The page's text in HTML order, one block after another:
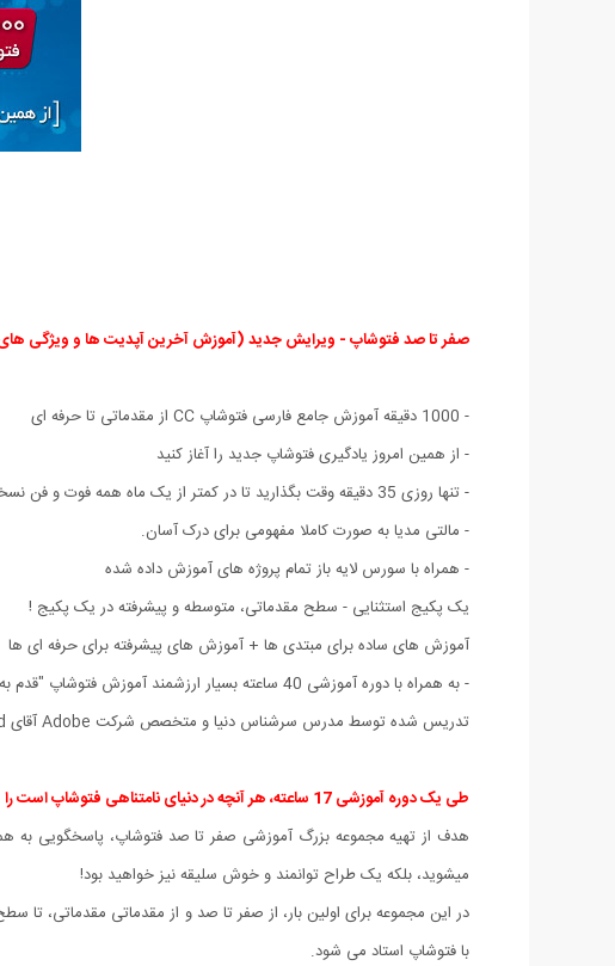
صفر تا صد فتوشاپ - ویرایش جدید (آموزش آخرین آپدیت ها و ویژگی های
- 1000 دقیقه آموزش جامع فارسی فتوشاپ CC از مقدماتی تا حرفه ای
- از همین امروز یادگیری فتوشاپ جدید را آغاز کنید
- تنها روزی 35 دقیقه وقت بگذارید تا در کمتر از یک ماه همه فوت و فن نسخه جدید Photoshop را بیاموزید !
- مالتی مدیا به صورت کاملا مفهومی برای درک آسان.
- همراه با سورس لایه باز تمام پروژه های آموزش داده شده
یک پکیج استثنایی - سطح مقدماتی، متوسطه و پیشرفته در یک پکیج !
آموزش های ساده برای مبتدی ها + آموزش های پیشرفته برای حرفه ای ها
- به همراه با دوره آموزشی 40 ساعته بسیار ارزشمند آموزش فتوشاپ "قدم به قدم" از مقدماتی تا سطح فوق پیشرفته و استادی به زبان اصلی و با زیرنویس انگلیسی!
تدریس شده توسط مدرس سرشناس دنیا و متخصص شرکت Adobe آقای Deke McClelland
طی یک دوره آموزشی 17 ساعته، هر آنچه در دنیای نامتناهی فتوشاپ است را فرا بگیرید !
هدف از تهیه مجموعه بزرگ آموزشی صفر تا صد فتوشاپ، پاسخگویی به
میشوید، بلکه یک طراح توانمند و خوش سلیقه نیز خواهید بود!
در این مجموعه برای اولین بار، از صفر تا صد و از مقدماتی مقدماتی، تا
با فتوشاپ استاد می شود.